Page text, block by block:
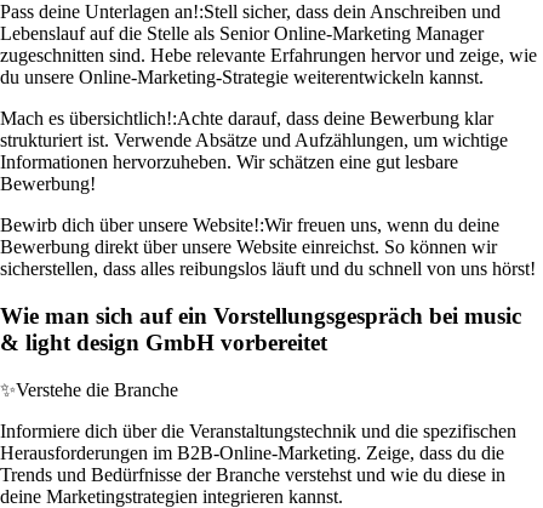
Pass deine Unterlagen an!:Stell sicher, dass dein Anschreiben und
Lebenslauf auf die Stelle als Senior Online-Marketing Manager
zugeschnitten sind. Hebe relevante Erfahrungen hervor und zeige, wie
du unsere Online-Marketing-Strategie weiterentwickeln kannst.
Mach es übersichtlich!:Achte darauf, dass deine Bewerbung klar
strukturiert ist. Verwende Absätze und Aufzählungen, um wichtige
Informationen hervorzuheben. Wir schätzen eine gut lesbare
Bewerbung!
Bewirb dich über unsere Website!:Wir freuen uns, wenn du deine
Bewerbung direkt über unsere Website einreichst. So können wir
sicherstellen, dass alles reibungslos läuft und du schnell von uns hörst!
Wie man sich auf ein Vorstellungsgespräch bei music
& light design GmbH vorbereitet
✨Verstehe die Branche
Informiere dich über die Veranstaltungstechnik und die spezifischen
Herausforderungen im B2B-Online-Marketing. Zeige, dass du die
Trends und Bedürfnisse der Branche verstehst und wie du diese in
deine Marketingstrategien integrieren kannst.